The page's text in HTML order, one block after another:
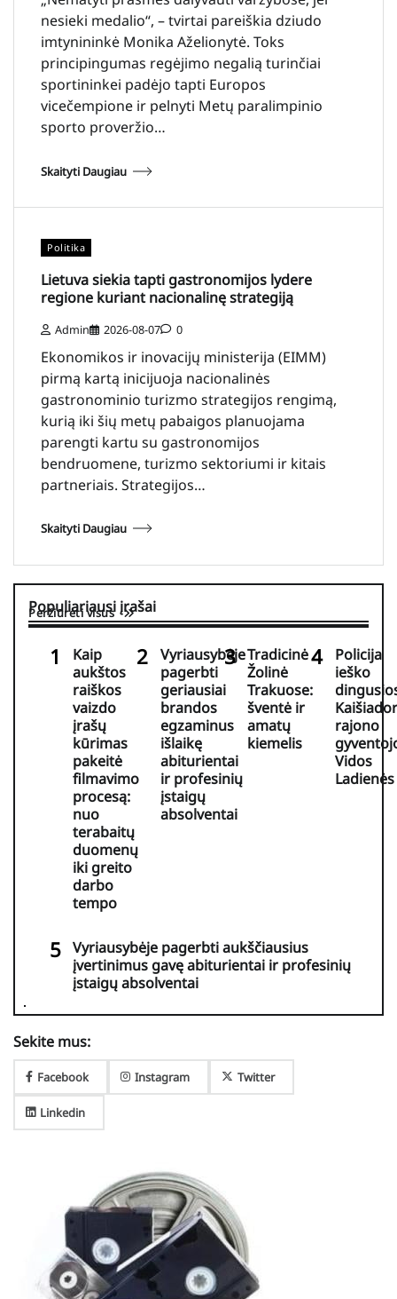
nesieki medalio“, – tvirtai pareiškia dziudo
imtynininkė Monika Aželionytė. Toks
principingumas regėjimo negalią turinčiai
sportininkei padėjo tapti Europos
vicečempione ir pelnyti Metų paralimpinio
sporto proveržio…
Skaityti Daugiau
Politika
Lietuva siekia tapti gastronomijos lydere
regione kuriant nacionalinę strategiją
Admin 2026-08-07 0
Ekonomikos ir inovacijų ministerija (EIMM)
pirmą kartą inicijuoja nacionalinės
gastronominio turizmo strategijos rengimą,
kurią iki šių metų pabaigos planuojama
parengti kartu su gastronomijos
bendruomene, turizmo sektoriumi ir kitais
partneriais. Strategijos…
Skaityti Daugiau
Populiariausi įrašai
Peržiūrėti visus
Kaip
aukštos
raiškos
vaizdo
įrašų
kūrimas
pakeitė
filmavimo
procesą:
nuo
terabaitų
duomenų
iki greito
darbo
tempo
Vyriausybėje
pagerbti
geriausiai
brandos
egzaminus
išlaikę
abiturientai
ir profesinių
įstaigų
absolventai
Tradicinė
Žolinė
Trakuose:
šventė ir
amatų
kiemelis
Policija
ieško
rajono
Vidos
Ladienės
Vyriausybėje pagerbti aukščiausius
įvertinimus gavę abiturientai ir profesinių
įstaigų absolventai
Sekite mus:
Facebook Instagram Twitter
Linkedin